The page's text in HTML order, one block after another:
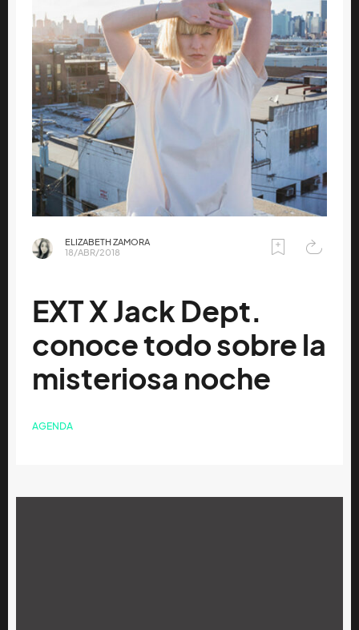
ELIZABETH ZAMORA
18/ABR/2018
EXT X Jack Dept.
conoce todo sobre la
misteriosa noche
AGENDA